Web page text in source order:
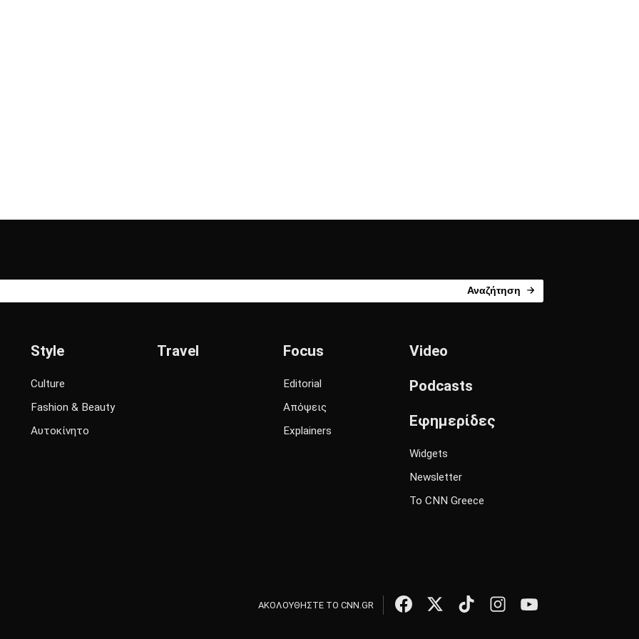
Αναζήτηση
Style
Culture
Fashion & Beauty
Αυτοκίνητο
Travel Focus
Editorial
Απόψεις
Explainers
Video
Podcasts
Εφημερίδες
Widgets
Newsletter
Το CNN Greece
ΑΚΟΛΟΥΘΗΣΤΕ ΤΟ CNN.GR